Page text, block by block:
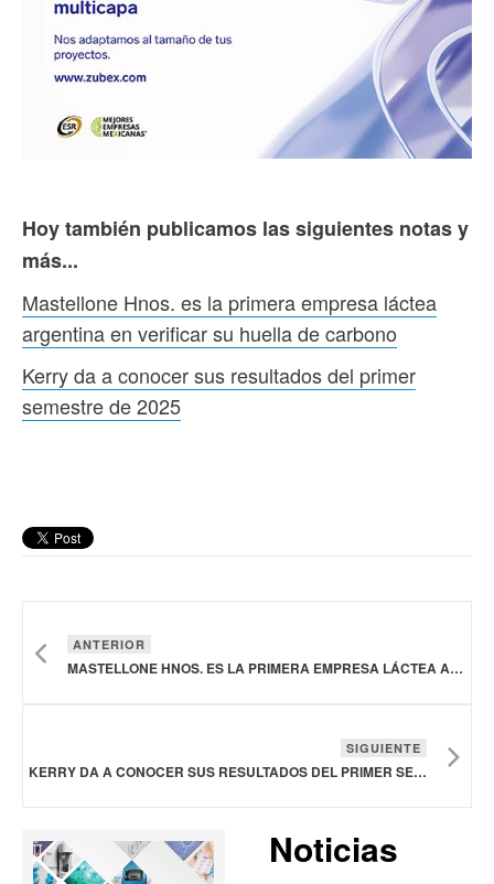
Hoy también publicamos las siguientes notas y
más...
Mastellone Hnos. es la primera empresa láctea
argentina en verificar su huella de carbono
Kerry da a conocer sus resultados del primer
semestre de 2025
ANTERIOR
MASTELLONE HNOS. ES LA PRIMERA EMPRESA LÁCTEA ARGENTINA EN VERIFICAR SU HUELLA DE CARBONO
SIGUIENTE
KERRY DA A CONOCER SUS RESULTADOS DEL PRIMER SEMESTRE DE 2025
Noticias